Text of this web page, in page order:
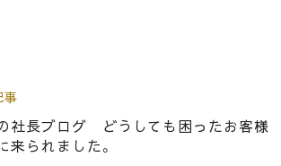
事
社長ブログ どうしても困ったお客様
来られました。